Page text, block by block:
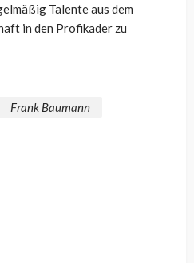
Talente aus dem
in den Profikader zu
Frank Baumann